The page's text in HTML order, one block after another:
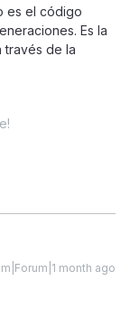
es el código
Es la
través de la
month ago